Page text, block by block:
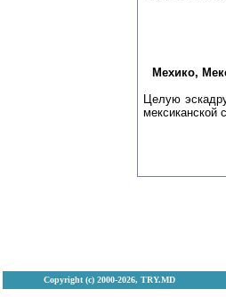
Мехико,
Целую
мексиканской
Copyright (с) 2000-2026, TRY.MD